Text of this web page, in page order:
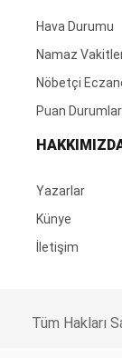
Hava Durumu
Namaz
Nöbetçi
Puan
Yazarlar
Künye
İletişim
Tüm Hakları